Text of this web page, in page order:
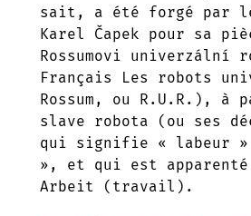
sait, a été forgé par le
Karel Čapek pour sa
Rossumovi univerzální
Français Les robots
Rossum, ou R.U.R.), à
slave robota (ou ses
qui signifie « labeur »
», et qui est apparenté
Arbeit (travail).